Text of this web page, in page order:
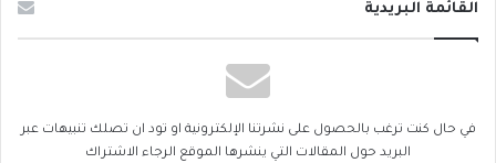
القائمة البريدية
في حال كنت ترغب بالحصول على نشرتنا الإلكترونية او تود ان تصلك تنبيهات عبر
البريد حول المقالات التي ينشرها الموقع الرجاء الاشتراك